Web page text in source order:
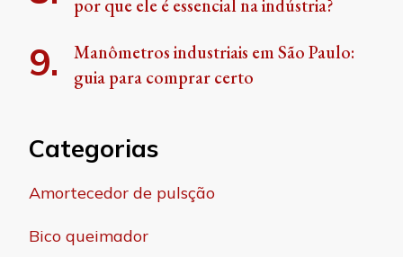
por que ele é essencial na indústria?
Manômetros industriais em São Paulo:
guia para comprar certo
Categorias
Amortecedor de pulsção
Bico queimador